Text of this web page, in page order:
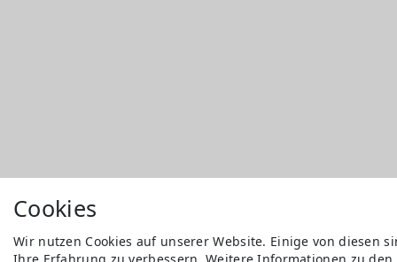
Cookies
Wir nutzen Cookies auf unserer Website. Einige von diesen